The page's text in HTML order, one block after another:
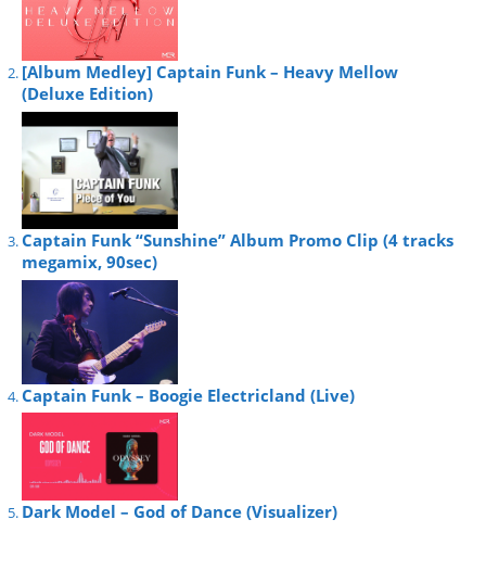
[Album Medley] Captain Funk – Heavy Mellow
(Deluxe Edition)
Captain Funk “Sunshine” Album Promo Clip (4 tracks
megamix, 90sec)
Captain Funk – Boogie Electricland (Live)
Dark Model – God of Dance (Visualizer)